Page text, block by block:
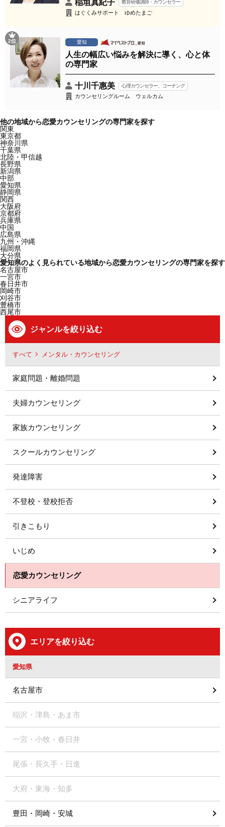
稲垣真紀子 教育研修講師・カウンセラー
はぐくみサポート ゆめたまご
2位 愛知
人生の幅広い悩みを解決に導く、心と体
の専門家
十川千惠美 心理カウンセラー、コーチング
カウンセリングルーム ウェルカム
他の地域から恋愛カウンセリングの専門家を探す
関東
東京都
神奈川県
千葉県
北陸・甲信越
長野県
新潟県
中部
愛知県
静岡県
関西
大阪府
京都府
兵庫県
中国
広島県
九州・沖縄
福岡県
大分県
愛知県のよく見られている地域から恋愛カウンセリングの専門家を探す
名古屋市
一宮市
春日井市
岡崎市
刈谷市
豊橋市
西尾市
ジャンルを絞り込む
すべて メンタル・カウンセリング
家庭問題・離婚問題
夫婦カウンセリング
家族カウンセリング
スクールカウンセリング
発達障害
不登校・登校拒否
引きこもり
いじめ
恋愛カウンセリング
シニアライフ
エリアを絞り込む
愛知県
名古屋市
稲沢・津島・あま市
一宮・小牧・春日井
尾張・長久手・日進
大府・東海・知多
豊田・岡崎・安城